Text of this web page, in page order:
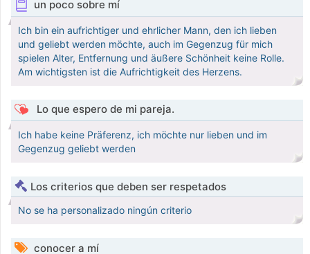
un poco sobre mí
Ich bin ein aufrichtiger und ehrlicher Mann, den ich lieben
und geliebt werden möchte, auch im Gegenzug für mich
spielen Alter, Entfernung und äußere Schönheit keine Rolle.
Am wichtigsten ist die Aufrichtigkeit des Herzens.
Lo que espero de mi pareja.
Ich habe keine Präferenz, ich möchte nur lieben und im
Gegenzug geliebt werden
Los criterios que deben ser respetados
No se ha personalizado ningún criterio
conocer a mí